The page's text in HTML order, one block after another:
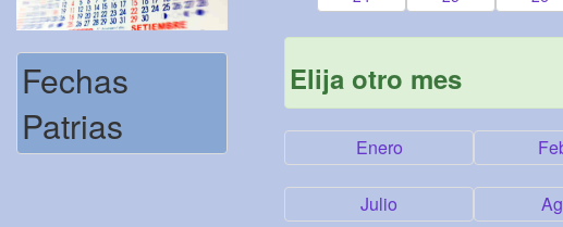
Fechas
Patrias
Elija otro mes
Enero
Julio